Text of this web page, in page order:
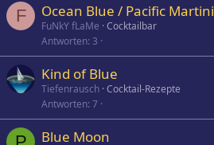
F Ocean Blue / Pacific Martini
FuNkY fLaMe Cocktailbar
Antworten 3
Kind of Blue
Tiefenrausch Cocktail-Rezepte
Antworten 7
P Blue Moon